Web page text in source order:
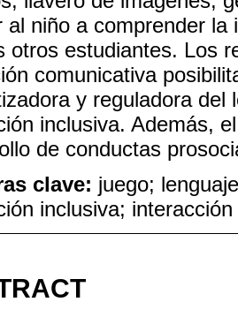
al niño a comprender
otros estudiantes. Los
comunicativa
y reguladora del
inclusiva. Además,
de conductas
clave: juego;
inclusiva;